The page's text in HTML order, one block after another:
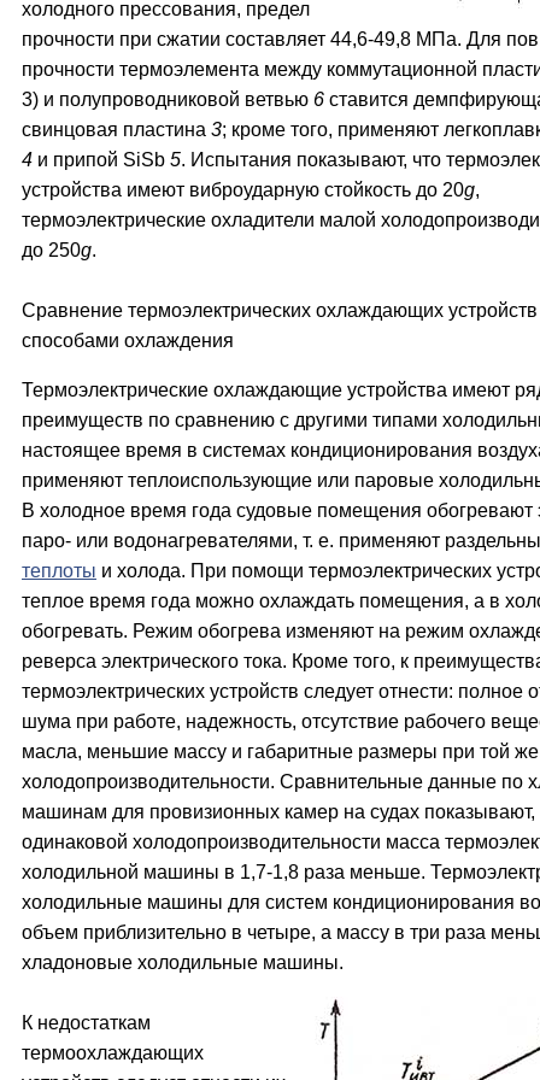
холодного прессования, предел
прочности при сжатии составляет 44,6-49,8 МПа. Для
прочности термоэлемента между коммутационной
3) и полупроводниковой ветвью 6 ставится
свинцовая пластина 3; кроме того, применяют
4 и припой SiSb 5. Испытания показывают, что
устройства имеют виброударную стойкость до 20g,
термоэлектрические охладители малой
до 250g.
Сравнение термоэлектрических охлаждающих
способами охлаждения
Термоэлектрические охлаждающие устройства имеют
преимуществ по сравнению с другими типами
настоящее время в системах кондиционирования
применяют теплоиспользующие или паровые
В холодное время года судовые помещения обогревают
паро- или водонагревателями, т. е. применяют
теплоты и холода. При помощи термоэлектрических
теплое время года можно охлаждать помещения, а в
обогревать. Режим обогрева изменяют на режим
реверса электрического тока. Кроме того, к
термоэлектрических устройств следует отнести: полное
шума при работе, надежность, отсутствие рабочего
масла, меньшие массу и габаритные размеры при той же
холодопроизводительности. Сравнительные данные по
машинам для провизионных камер на судах показывают,
одинаковой холодопроизводительности масса
холодильной машины в 1,7-1,8 раза меньше.
холодильные машины для систем кондиционирования
объем приблизительно в четыре, а массу в три раза
хладоновые холодильные машины.
К недостаткам
термоохлаждающих